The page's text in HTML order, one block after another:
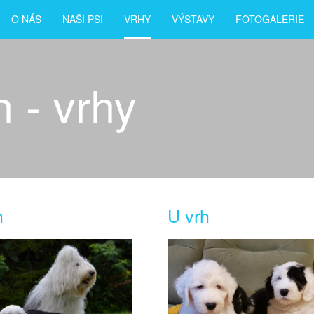
O NÁS NAŠI PSI VRHY VÝSTAVY FOTOGALERIE
- vrhy
U vrh